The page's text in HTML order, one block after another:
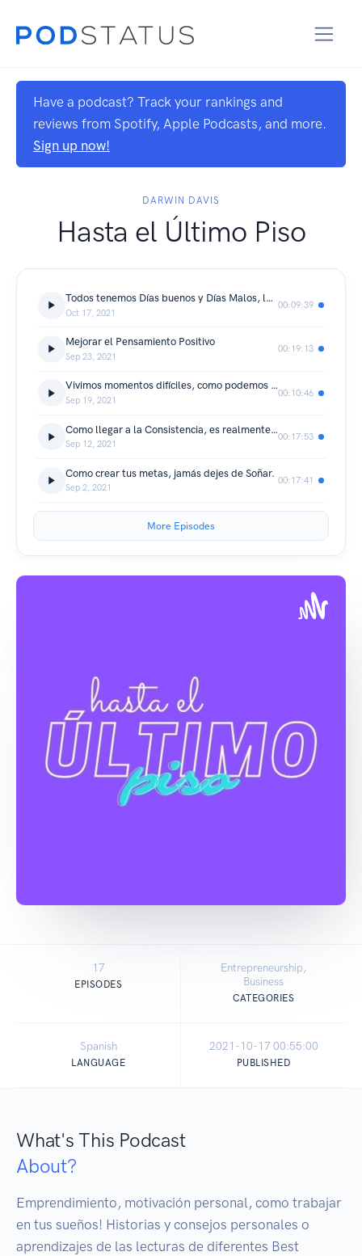
Have a podcast? Track your rankings and
reviews from Spotify, Apple Podcasts, and more.
Sign up now!
DARWIN DAVIS
Hasta el Último Piso
Todos tenemos Días buenos y Días Malos, la pregunta que debes hacerte vale la pena que un día malo arruine tu vida?
Oct 17, 2021
00:09:39
Mejorar el Pensamiento Positivo
Sep 23, 2021
00:19:13
Vivimos momentos difíciles, como podemos mejorar nuestro camino en un futuro.
Sep 19, 2021
00:10:46
Como llegar a la Consistencia, es realmente importante.
Sep 12, 2021
00:17:53
Como crear tus metas, jamás dejes de Soñar.
Sep 2, 2021
00:17:41
More Episodes
17
EPISODES
Entrepreneurship,
Business
CATEGORIES
Spanish
LANGUAGE
2021-10-17 00:55:00
PUBLISHED
What's This Podcast
About?
Emprendimiento, motivación personal, como trabajar
en tus sueños! Historias y consejos personales o
aprendizajes de las lecturas de diferentes Best